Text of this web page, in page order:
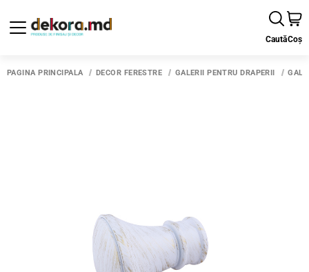
CautăCoș
PAGINA PRINCIPALĂ DECOR FERESTRE GALERII PENTRU DRAPERII